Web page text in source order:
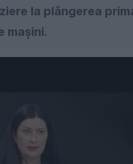
la plângerea
mașini.